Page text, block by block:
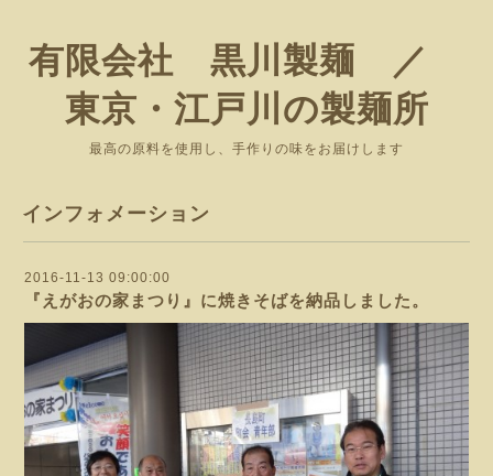
有限会社 黒川製麺 ／
東京・江戸川の製麺所
最高の原料を使用し、手作りの味をお届けします
インフォメーション
2016-11-13 09:00:00
『えがおの家まつり』に焼きそばを納品しました。